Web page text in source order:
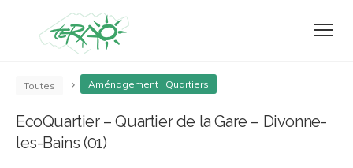
Toutes Aménagement | Quartiers
EcoQuartier – Quartier de la Gare – Divonne-
les-Bains (01)